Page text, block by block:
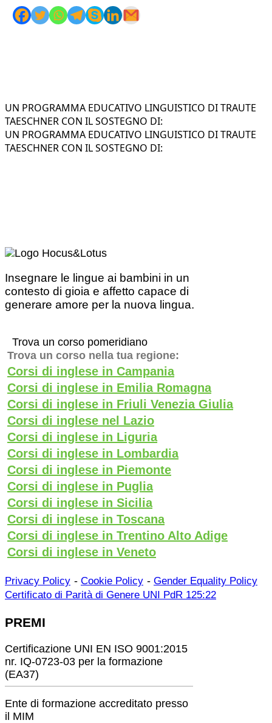
UN PROGRAMMA EDUCATIVO LINGUISTICO DI TRAUTE
TAESCHNER CON IL SOSTEGNO DI:
UN PROGRAMMA EDUCATIVO LINGUISTICO DI TRAUTE
TAESCHNER CON IL SOSTEGNO DI:
Insegnare le lingue ai bambini in un
contesto di gioia e affetto capace di
generare amore per la nuova lingua.
Trova un corso pomeridiano
Trova un corso nella tua regione:
Corsi di inglese in Campania
Corsi di inglese in Emilia Romagna
Corsi di inglese in Friuli Venezia Giulia
Corsi di inglese nel Lazio
Corsi di inglese in Liguria
Corsi di inglese in Lombardia
Corsi di inglese in Piemonte
Corsi di inglese in Puglia
Corsi di inglese in Sicilia
Corsi di inglese in Toscana
Corsi di inglese in Trentino Alto Adige
Corsi di inglese in Veneto
Privacy Policy - Cookie Policy - Gender Equality Policy
Certificato di Parità di Genere UNI PdR 125:22
PREMI
Certificazione UNI EN ISO 9001:2015
nr. IQ-0723-03 per la formazione
(EA37)
Ente di formazione accreditato presso
il MIM